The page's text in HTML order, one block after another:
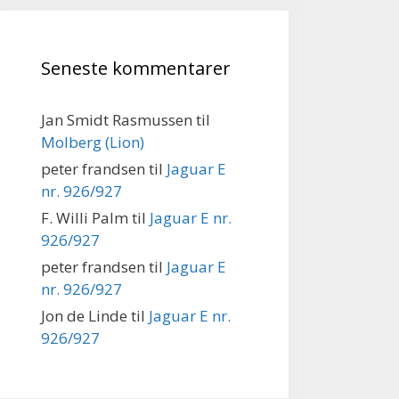
Seneste kommentarer
Jan Smidt Rasmussen til
Molberg (Lion)
peter frandsen til Jaguar E
nr. 926/927
F. Willi Palm til Jaguar E nr.
926/927
peter frandsen til Jaguar E
nr. 926/927
Jon de Linde til Jaguar E nr.
926/927